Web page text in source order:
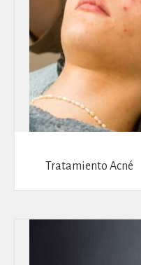
Tratamiento Acné